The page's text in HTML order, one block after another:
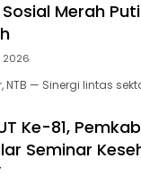
Merah
2026
NTB — Sinergi lintas
Ke-81,
Seminar